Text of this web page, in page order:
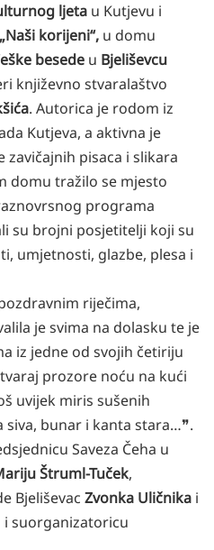
ljeta u Kutjevu i
„Naši korijeni“, u domu
besede u Bjeliševcu
književno stvaralaštvo
. Autorica je rodom iz
Kutjeva, a aktivna je
zavičajnih pisaca i slikara
domu tražilo se mjesto
programa
su brojni posjetitelji koji su
umjetnosti, glazbe, plesa i
riječima,
je svima na dolasku te je
iz jedne od svojih četiriju
prozore noću na kući
uvijek miris sušenih
siva, bunar i kanta stara…❞.
Saveza Čeha u
Štruml-Tuček,
Bjeliševac Zvonka Uličnika i
suorganizatoricu